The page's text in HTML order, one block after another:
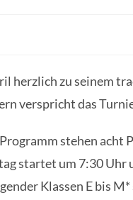
herzlich zu seinem
verspricht das
stehen
startet um 7:30
Klassen E bis